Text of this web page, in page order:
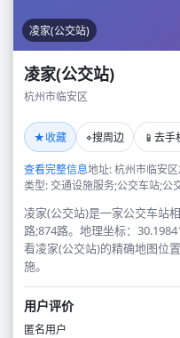
凌家(公交站)
凌家(公交站)
杭州市临安区
★收藏 ⌖搜周边 📱 去手
查看完整信息地址: 杭州市临安
类型: 交通设施服务;公交车站;公
凌家(公交站)是一家公交车站
路;874路。地理坐标：
看凌家(公交站)的精确地图位
施。
用户评价
匿名用户